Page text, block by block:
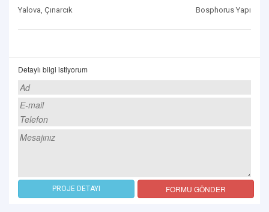
Yalova, Çınarcık Bosphorus Yapı
Detaylı bilgi istiyorum
PROJE DETAYI FORMU GÖNDER